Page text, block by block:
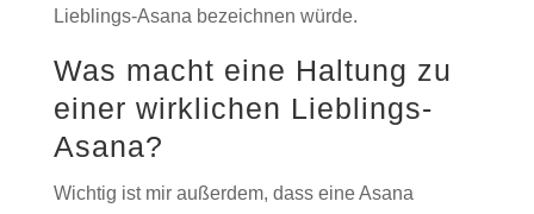
Lieblings-Asana bezeichnen würde.
Was macht eine Haltung zu
einer wirklichen Lieblings-
Asana?
Wichtig ist mir außerdem, dass eine Asana